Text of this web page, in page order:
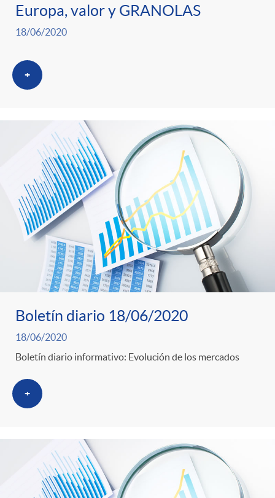
Europa, valor y GRANOLAS
18/06/2020
+
Boletín diario 18/06/2020
18/06/2020
Boletín diario informativo: Evolución de los mercados
+